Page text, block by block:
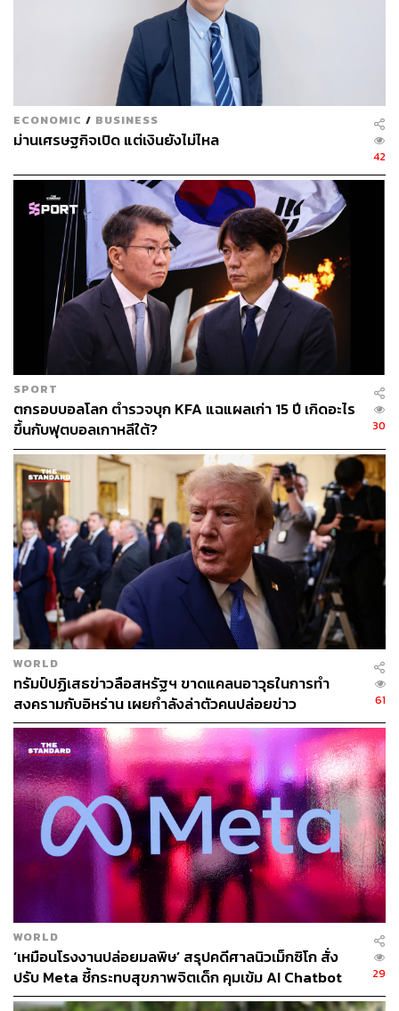
1.ขอให้คนไทยและชาวจีนโพ้นทะเลส่งเสียงสนับสนุนหลัก
การจีนเดียวอย่างเปิดเผย และคัดค้านการแทรกแซงจาก
ขอให้ร่วมกันสร้างแนวป้องกันการแบ่งแยกดินแดน เพื่อ
รักษาความมั่นคงในภูมิภาคเอเชียแปซิฟิก
ขอให้ทุกภาคส่วนสนับสนุนภารกิจการรวมชาติของจีน
อย่างเป็นรูปธรรม โดยเน้นย้ำว่า การรวมชาติของจีน
เป็นสิ่งที่หลีกเลี่ยงไม่ได้
แฟ้มภาพ:
Embassy of The People’s Republic of China in
The Kingdom of Thailand
TAGS: Donald Trump USA China Xi Jinping
Taiwan
Wang Yi
Thailand Zhang Jianwei
213
ABOUT THE AUTHOR
THE STANDARD TEAM
กองบรรณาธิการ THE STANDARD
ECONOMIC / BUSINESS
ม่านเศรษฐกิจเปิด แต่เงินยังไม่ไหล
42
SPORT
ตกรอบบอลโลก ตำรวจบุก KFA แฉแผลเก่า 15 ปี เกิดอะไร
ขึ้นกับฟุตบอลเกาหลีใต้?
30
WORLD
ทรัมป์ปฏิเสธข่าวลือสหรัฐฯ ขาดแคลนอาวุธในการทำ
สงครามกับอิหร่าน เผยกำลังล่าตัวคนปล่อยข่าว
61
WORLD
‘เหมือนโรงงานปล่อยมลพิษ’ สรุปคดีศาลนิวเม็กซิโก สั่ง
ปรับ Meta ชี้กระทบสุขภาพจิตเด็ก คุมเข้ม AI Chatbot
29